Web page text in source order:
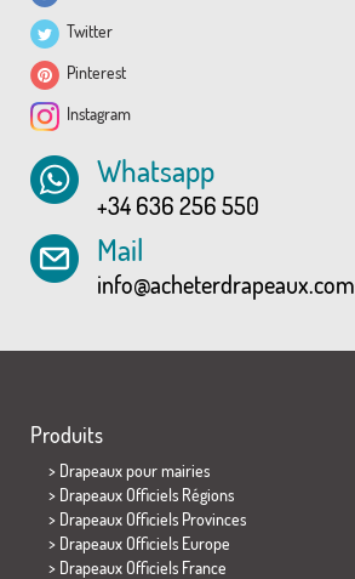
Twitter
Pinterest
Instagram
Whatsapp
+34 636 256 550
Mail
info@acheterdrapeaux.com
Produits
> Drapeaux pour mairies
> Drapeaux Officiels Régions
> Drapeaux Officiels Provinces
> Drapeaux Officiels Europe
> Drapeaux Officiels France